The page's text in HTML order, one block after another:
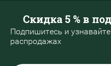
Скидка 5 % в
Подпишитесь и
распродажах